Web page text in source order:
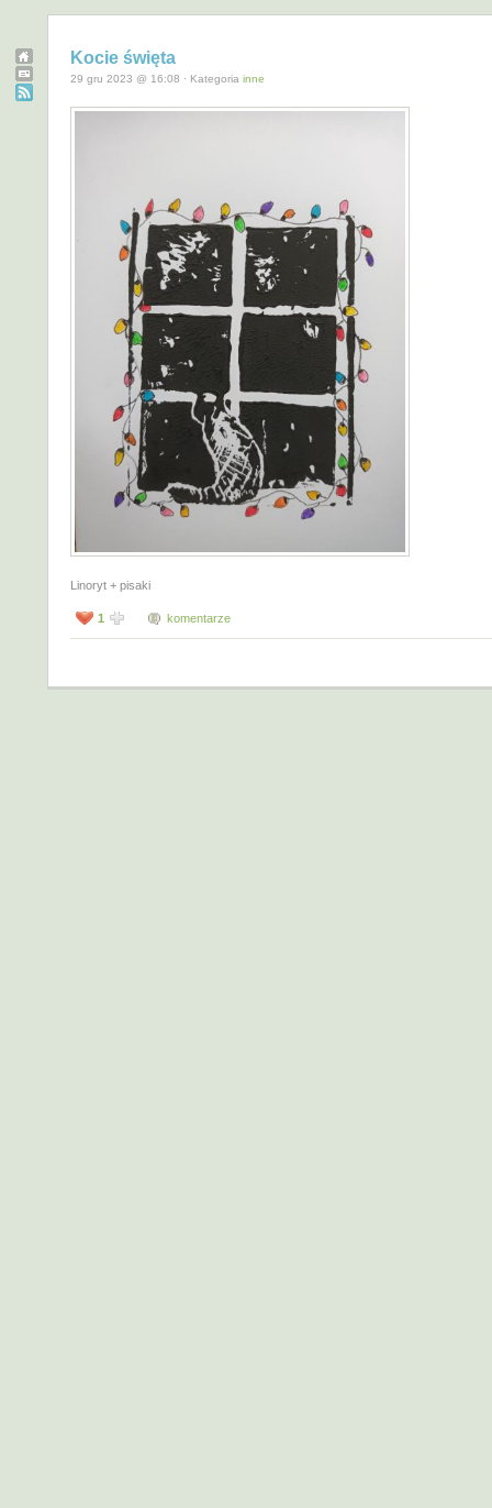
Kocie święta
29 gru 2023 @ 16:08 · Kategoria inne
Linoryt + pisaki
1 komentarze